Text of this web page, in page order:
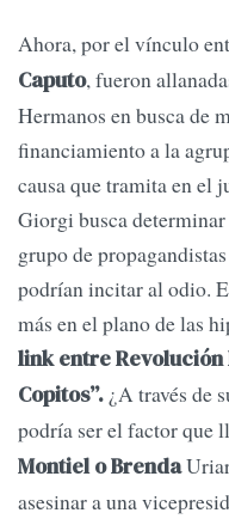
Ahora, por el vínculo
Capu­to, fueron
Hermanos en busca de
financiamiento a la
causa que tramita en el
Giorgi busca
grupo de
podrían incitar al odio.
más en el plano de las
link entre Revolución
Copitos”. ¿A través de
podría ser el factor que
Montiel o Brenda
asesinar a una